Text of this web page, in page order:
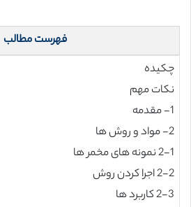
فهرست مطالب
چکیده
نکات مهم
1- مقدمه
2- مواد و روش ها
2-1 نمونه های مخمر ها
2-2 اجرا کردن روش
2-3 کاربرد ها